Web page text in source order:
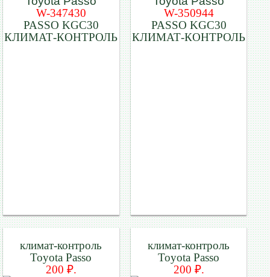
W-347430
PASSO KGC30
КЛИМАТ-КОНТРОЛЬ
W-350944
PASSO KGC30
КЛИМАТ-КОНТРОЛЬ
климат-контроль
Toyota Passo
200 ₽.
климат-контроль
Toyota Passo
200 ₽.